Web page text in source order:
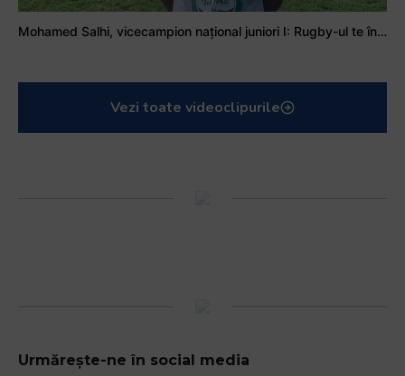
Mohamed Salhi, vicecampion național juniori I: Rugby-ul te învață să accepți și înfrângerile
Vezi toate videoclipurile
Urmărește-ne în social media